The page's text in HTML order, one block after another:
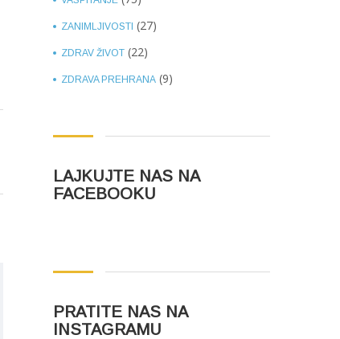
ZANIMLJIVOSTI (27)
ZDRAV ŽIVOT (22)
ZDRAVA PREHRANA (9)
LAJKUJTE NAS NA
FACEBOOKU
PRATITE NAS NA
INSTAGRAMU